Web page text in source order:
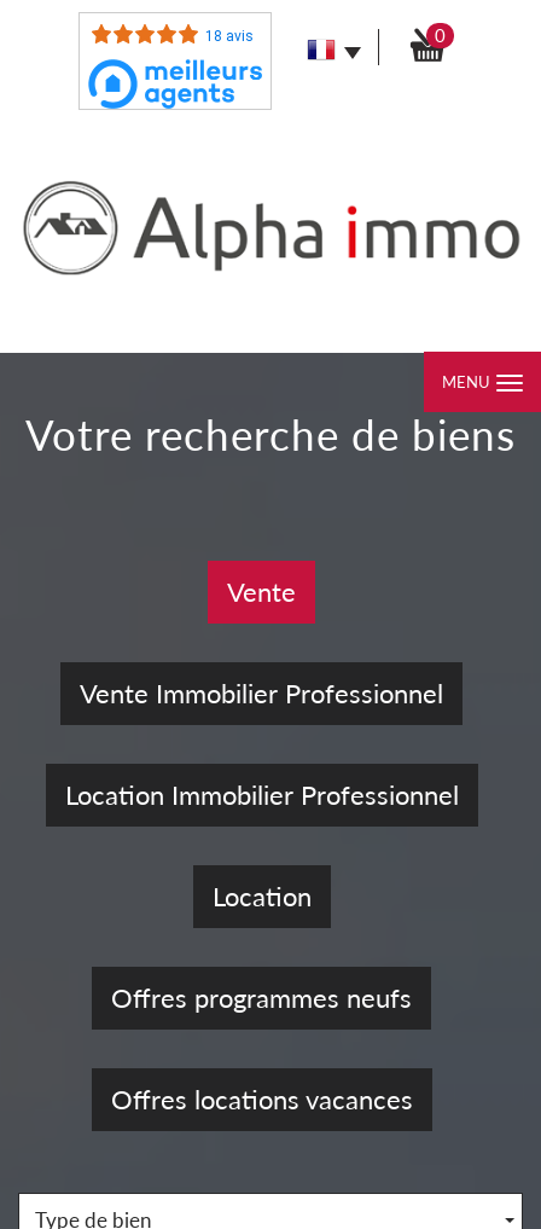
18 avis 0
MENU
votre recherche de biens
Vente
Vente Immobilier Professionnel
Location Immobilier Professionnel
Location
Offres programmes neufs
Offres locations vacances
Type de bien